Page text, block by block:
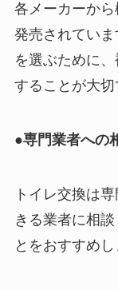
各メーカーか
発売されてい
を選ぶために
することが大切
●専門業者への
トイレ交換は
きる業者に相
とをおすすめし